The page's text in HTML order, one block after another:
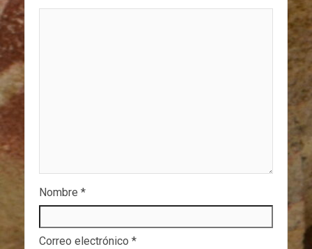
Nombre *
Correo electrónico *